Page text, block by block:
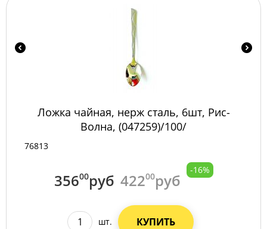
Ложка чайная, нерж сталь, 6шт, Рис-
Волна, (047259)/100/
76813
35600руб 42200руб
-16%
шт. КУПИТЬ